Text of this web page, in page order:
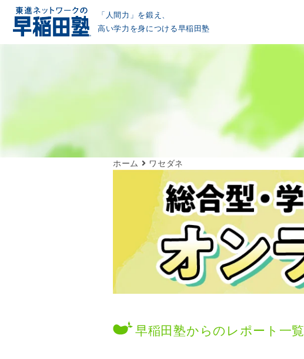
「人間力」を鍛え、
高い学力を身につける早稲田塾
ホーム ワセダネ
早稲田塾からのレポート一覧